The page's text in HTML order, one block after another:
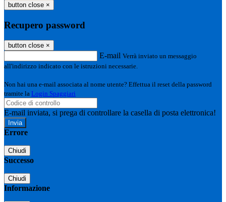
button close ×
Recupero password
button close ×
E-mail Verrà inviato un messaggio
all'indirizzo indicato con le istruzioni necessarie.
Non hai una e-mail associata al nome utente? Effettua il reset della password
tramite la Login Spaggiari
E-mail inviata, si prega di controllare la casella di posta elettronica!
Errore
Chiudi
Successo
Chiudi
Informazione